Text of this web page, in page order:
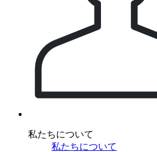
私たちについて
私たちについて